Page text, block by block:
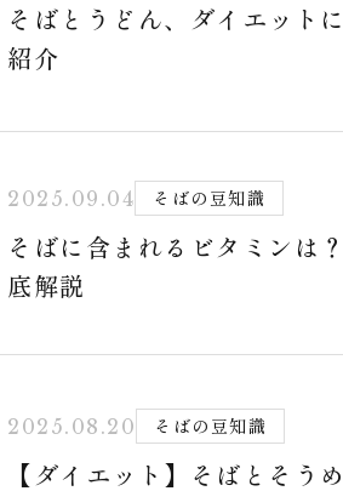
そばとうどん、ダイエット
紹介
2025.09.04 そばの豆知識
そばに含まれるビタミンは
底解説
2025.08.20 そばの豆知識
【ダイエット】そばとそう